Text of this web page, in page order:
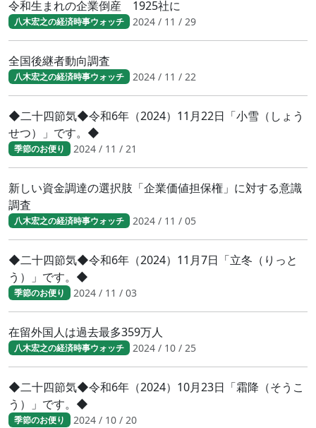
令和生まれの企業倒産 1925社に
八木宏之の経済時事ウォッチ 2024 / 11 / 29
全国後継者動向調査
八木宏之の経済時事ウォッチ 2024 / 11 / 22
◆二十四節気◆令和6年（2024）11月22日「小雪（しょう
せつ）」です。◆
季節のお便り 2024 / 11 / 21
新しい資金調達の選択肢「企業価値担保権」に対する意識
調査
八木宏之の経済時事ウォッチ 2024 / 11 / 05
◆二十四節気◆令和6年（2024）11月7日「立冬（りっと
う）」です。◆
季節のお便り 2024 / 11 / 03
在留外国人は過去最多359万人
八木宏之の経済時事ウォッチ 2024 / 10 / 25
◆二十四節気◆令和6年（2024）10月23日「霜降（そうこ
う）」です。◆
季節のお便り 2024 / 10 / 20